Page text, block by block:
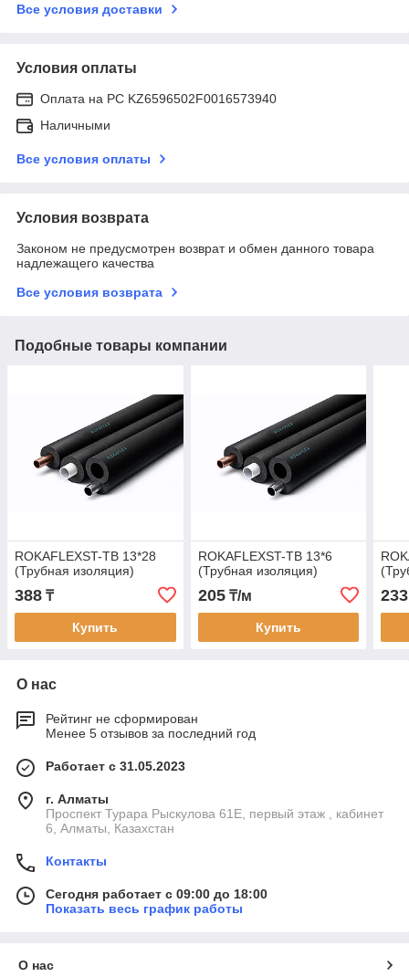
Все условия доставки
Условия оплаты
Оплата на РС KZ6596502F0016573940
Наличными
Все условия оплаты
Условия возврата
Законом не предусмотрен возврат и обмен данного товара
надлежащего качества
Все условия возврата
Подобные товары компании
ROKAFLEXST-TB 13*28
(Трубная изоляция)
388 ₸
Купить
ROKAFLEXST-TB 13*6
(Трубная изоляция)
205₸/м
Купить
233
О нас
Рейтинг не сформирован
Менее 5 отзывов за последний год
Работает с 31.05.2023
г. Алматы
Проспект Турара Рыскулова 61Е, первый этаж , кабинет
6, Алматы, Казахстан
Контакты
Сегодня работает с 09:00 до 18:00
Показать весь график работы
О нас